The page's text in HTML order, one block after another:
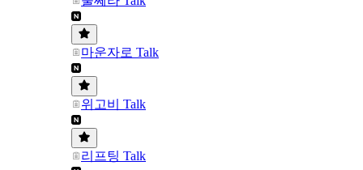
마운자로 Talk
위고비 Talk
리프팅 Talk